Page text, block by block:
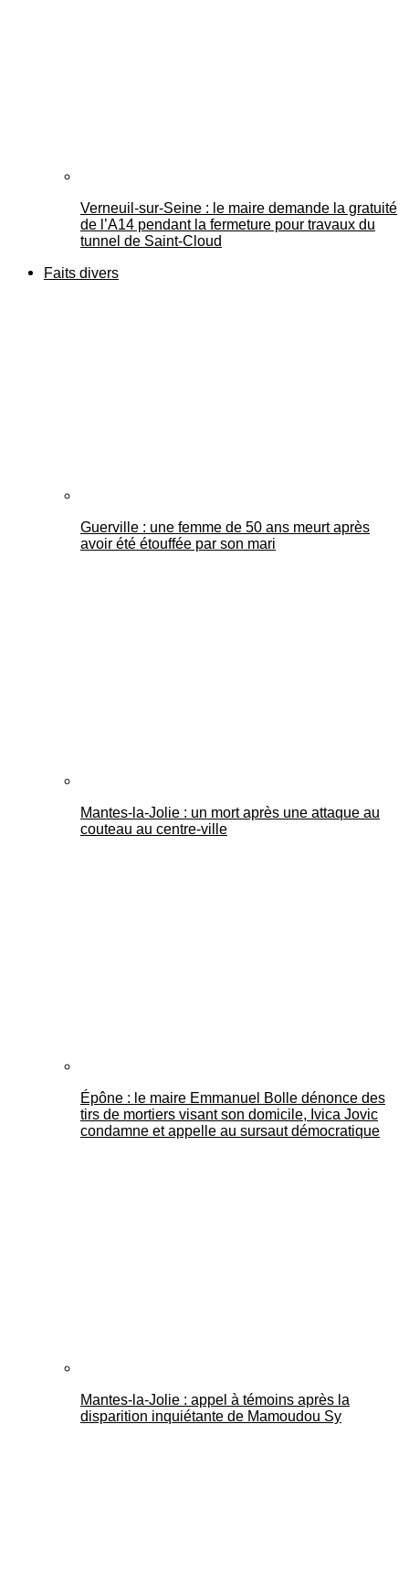
Verneuil-sur-Seine : le maire demande la gratuité
de l’A14 pendant la fermeture pour travaux du
tunnel de Saint-Cloud
Faits divers
Guerville : une femme de 50 ans meurt après
avoir été étouffée par son mari
Mantes-la-Jolie : un mort après une attaque au
couteau au centre-ville
Épône : le maire Emmanuel Bolle dénonce des
tirs de mortiers visant son domicile, Ivica Jovic
condamne et appelle au sursaut démocratique
Mantes-la-Jolie : appel à témoins après la
disparition inquiétante de Mamoudou Sy